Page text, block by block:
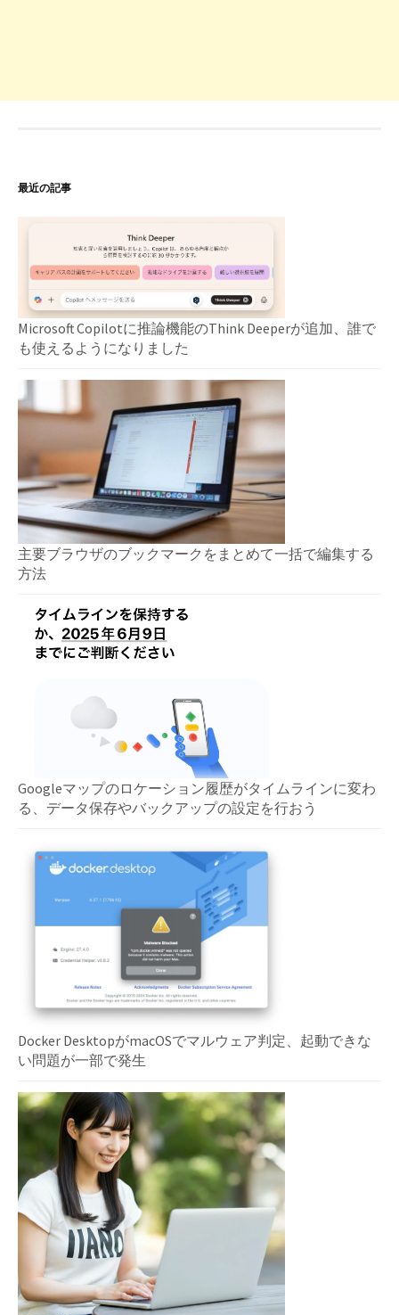
最近の記事
Microsoft Copilotに推論機能のThink Deeperが追加、誰で
も使えるようになりました
主要ブラウザのブックマークをまとめて一括で編集する
方法
Googleマップのロケーション履歴がタイムラインに変わ
る、データ保存やバックアップの設定を行おう
Docker DesktopがmacOSでマルウェア判定、起動できな
い問題が一部で発生